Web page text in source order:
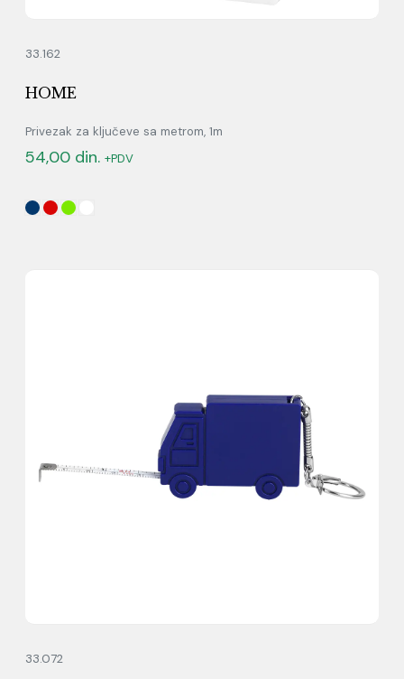
33.162
HOME
Privezak za ključeve sa metrom, 1m
54,00 din. +PDV
33.072